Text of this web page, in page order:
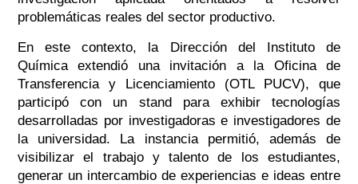
problemáticas reales del sector productivo.
En este contexto, la Dirección del Instituto de
Química extendió una invitación a la Oficina de
Transferencia y Licenciamiento (OTL PUCV), que
participó con un stand para exhibir tecnologías
desarrolladas por investigadoras e investigadores de
la universidad. La instancia permitió, además de
visibilizar el trabajo y talento de los estudiantes,
generar un intercambio de experiencias e ideas entre